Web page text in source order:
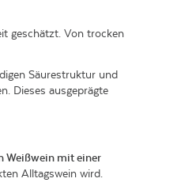
geschätzt. Von trocken
Säurestruktur und
Dieses ausgeprägte
Weißwein mit einer
Alltagswein wird.